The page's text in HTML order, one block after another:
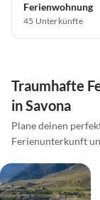
Ferienwohnung
45 Unterkünfte
Traumhafte
in Savona
Plane deinen
Ferienunterkunft